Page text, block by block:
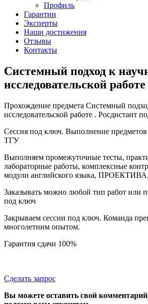
Профиль
Гарантии
Эксперты
Наши достижения
Отзывы
Контакты
Системный подход к
исследовательской
Прохождение предмета Системный
исследовательской работе . Росдистант
Сессия под ключ. Выполнение
ТГУ
Выполняем промежуточные тесты,
лабораторные работы, комплексные
модули английского языка,
Заказывать можно любой тип работ или
под ключ
Закрываем сессии под ключ. Команда
многолетним опытом.
Гарантия сдачи 100%
Сделать запрос
Вы можете оставить свой